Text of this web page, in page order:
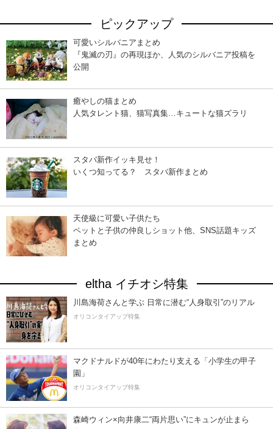
ピックアップ
可愛いシルバニアまとめ
『鬼滅の刃』の再現ほか、人気のシルバニア投稿を
公開
癒やしの猫まとめ
人気タレント猫、猫写真集…キュートな猫ズラリ
スタバ新作イッキ見せ！
いくつ知ってる？ スタバ新作まとめ
天使級に可愛い子供たち
ペットと子供の仲良しショット他、SNS話題キッズ
まとめ
eltha イチオシ特集
川島海荷さんと学ぶ 日常に潜む“人身取引”のリアル
オリコンタイアップ特集
マクドナルドが40年にわたり支える「小学生の甲子
園」
オリコンタイアップ特集
森崎ウィン×向井康二“両片思い”にキュンが止まら